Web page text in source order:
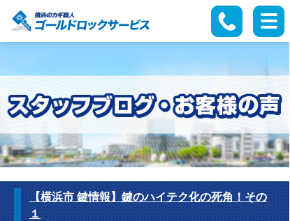
【横浜市 鍵情報】鍵のハイテク化の死角！その
１